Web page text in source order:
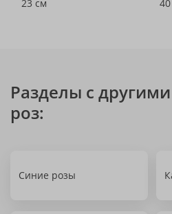
23 см
Разделы с
роз:
Синие розы